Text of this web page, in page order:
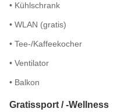
• Kühlschrank
• WLAN (gratis)
• Tee-/Kaffeekocher
• Ventilator
• Balkon
Gratissport / -Wellness